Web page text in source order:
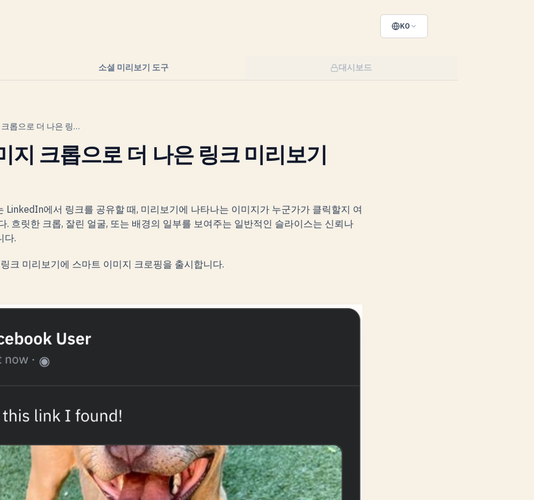
KO
소셜 미리보기 도구 대시보드
스마트 이미지 크롭으로 더 나은 링크 미리보기
지 크롭으로 더 나은 링크 미리보기
LinkedIn에서 링크를 공유할 때, 미리보기에 나타나는 이미지가 누군가가 클릭할지 여
. 흐릿한 크롭, 잘린 얼굴, 또는 배경의 일부를 보여주는 일반적인 슬라이스는 신뢰나
다.
크 미리보기에 스마트 이미지 크로핑을 출시합니다.